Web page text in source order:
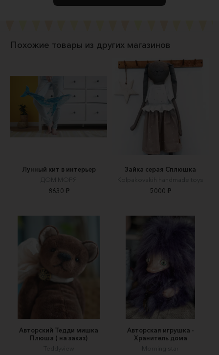
Похожие товары из других магазинов
Лунный кит в интерьер
ДОМ МОРЯ
8630 ₽
Зайка серая Сплюшка
Kolpakovskih handmade toys
5000 ₽
Авторский Тедди мишка
Плюша ( на заказ)
Teddyview
Авторская игрушка -
Хранитель дома
Morning star